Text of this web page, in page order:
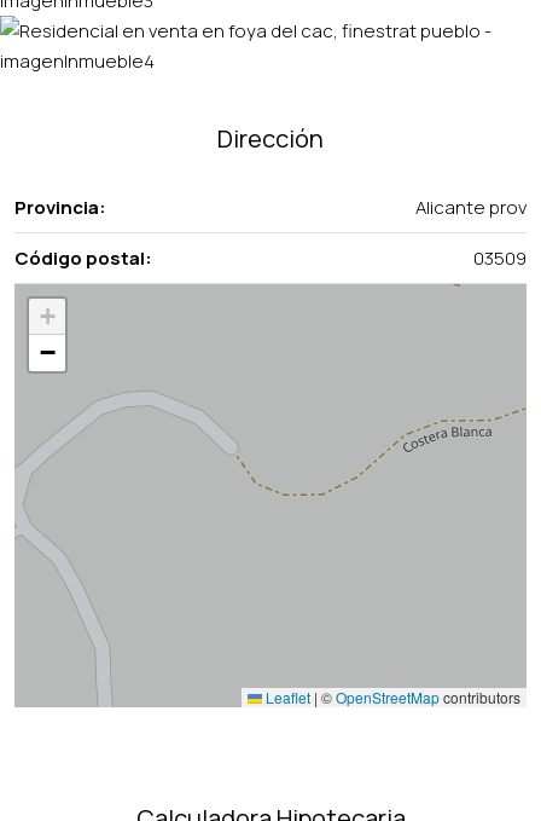
Dirección
Provincia:
Alicante prov
Código postal:
03509
+
−
Leaflet | ©OpenStreetMapcontributors